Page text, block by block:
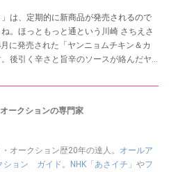
は、定期的に新商品が発売されるので
。ほっともっと通という川崎 さちえさ
に発売された「ヤンニョムチキン＆カ
後引く辛さと旨辛のソースが絡んだヤ
ークションの専門家
オークション歴20年の達人。 オールア
ション ガイド。 NHK「あさイチ」 やフ